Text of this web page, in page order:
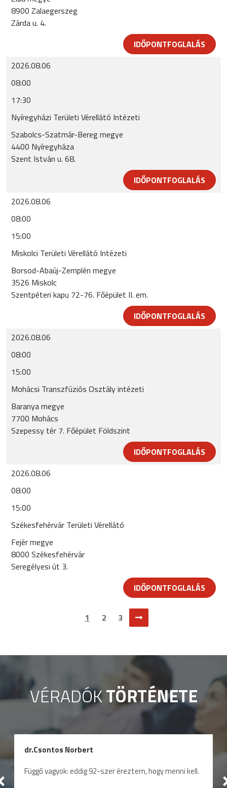
8900 Zalaegerszeg
Zárda u. 4.
IDŐPONTFOGLALÁS
2026.08.06
08:00
17:30
Nyíregyházi Területi Vérellátó Intézeti
Szabolcs-Szatmár-Bereg megye
4400 Nyíregyháza
Szent István u. 68.
IDŐPONTFOGLALÁS
2026.08.06
08:00
15:00
Miskolci Területi Vérellátó Intézeti
Borsod-Abaúj-Zemplén megye
3526 Miskolc
Szentpéteri kapu 72-76. Főépület II. em.
IDŐPONTFOGLALÁS
2026.08.06
08:00
15:00
Mohácsi Transzfúziós Osztály intézeti
Baranya megye
7700 Mohács
Szepessy tér 7. Főépület Földszint
IDŐPONTFOGLALÁS
2026.08.06
08:00
15:00
Székesfehérvár Területi Vérellátó
Fejér megye
8000 Székesfehérvár
Seregélyesi út 3.
IDŐPONTFOGLALÁS
1 2 3
VÉRADÓKTÖRTÉNETE
dr.Csontos Norbert
Függő vagyok: eddig 92-szer éreztem, hogy menni kell.